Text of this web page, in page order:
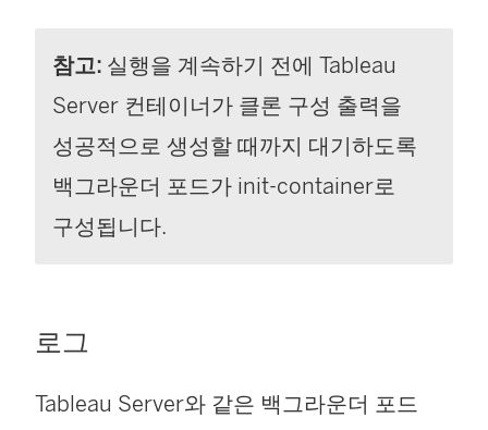
참고: 실행을 계속하기 전에 Tableau
Server 컨테이너가 클론 구성 출력을
성공적으로 생성할 때까지 대기하도록
백그라운더 포드가 init-container로
구성됩니다.
로그
Tableau Server와 같은 백그라운더 포드